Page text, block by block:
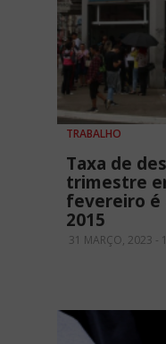
TRABALHO
Taxa de
trimestre
fevereiro é
2015
31 MARÇO, 2023 -